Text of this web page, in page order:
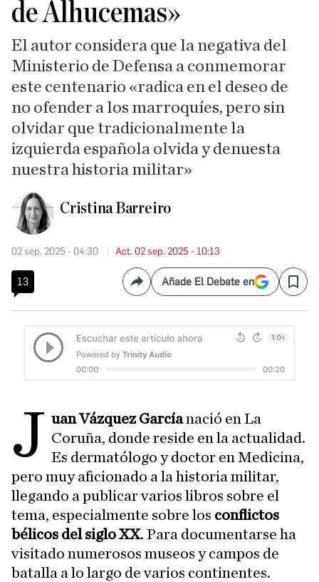
de Alhucemas»
El autor considera que la negativa del
Ministerio de Defensa a conmemorar
este centenario «radica en el deseo de
no ofender a los marroquíes, pero sin
olvidar que tradicionalmente la
izquierda española olvida y denuesta
nuestra historia militar»
Cristina Barreiro
02 sep. 2025 - 04:30 Act. 02 sep. 2025 - 10:13
13 CompartirAñade El Debate en Save
J uan Vázquez Garcíanació en La
Coruña, donde reside en la actualidad.
Es dermatólogo y doctor en Medicina,
pero muy aficionado a la historia militar,
llegando a publicar varios libros sobre el
tema, especialmente sobre los conflictos
bélicos del siglo XX. Para documentarse ha
visitado numerosos museos y campos de
batalla a lo largo de varios continentes.